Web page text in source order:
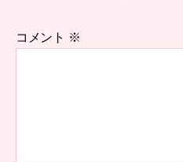
コメント ※